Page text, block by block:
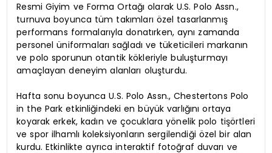
Resmi Giyim ve Forma Ortağı olarak U.S. Polo Assn.,
turnuva boyunca tüm takımları özel tasarlanmış
performans formalarıyla donatırken, aynı zamanda
personel üniformaları sağladı ve tüketicileri markanın
ve polo sporunun otantik kökleriyle buluşturmayı
amaçlayan deneyim alanları oluşturdu.
Hafta sonu boyunca U.S. Polo Assn., Chestertons Polo
in the Park etkinliğindeki en büyük varlığını ortaya
koyarak erkek, kadın ve çocuklara yönelik polo tişörtleri
ve spor ilhamlı koleksiyonların sergilendiği özel bir alan
kurdu. Etkinlikte ayrıca interaktif fotoğraf duvarı ve